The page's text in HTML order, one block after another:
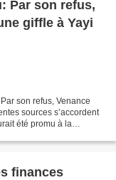
Par son refus,
giffle à Yayi
son refus, Venance
sources s’accordent
été promu à la
finances